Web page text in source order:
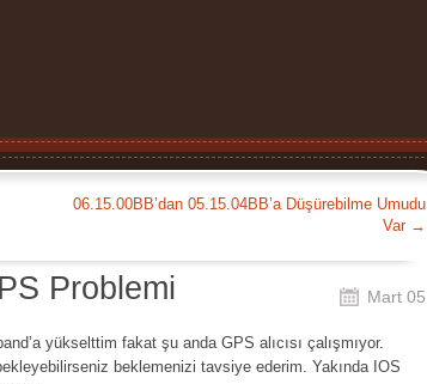
06.15.00BB’dan 05.15.04BB’a Düşürebilme Umudu
Var →
Problemi Mart 05
yükselttim fakat şu anda GPS alıcısı çalışmıyor.
beklemenizi tavsiye ederim. Yakında IOS